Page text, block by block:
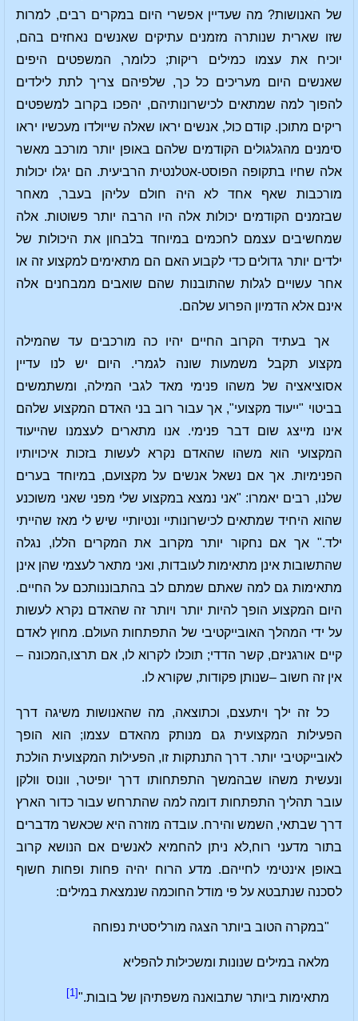
של האנושות? מה שעדיין אפשרי היום במקרים רבים, למרות
שזו שארית שנותרה מזמנים עתיקים שאנשים נאחזים בהם,
יוכיח את עצמו כמילים ריקות; כלומר, המשפטים היפים
שאנשים היום מעריכים כל כך, שלפיהם צריך לתת לילדים
להפוך למה שמתאים לכישרונותיהם, יהפכו בקרוב למשפטים
ריקים מתוכן. קודם כול, אנשים יראו שאלה שייולדו מעכשיו יראו
סימנים מהגלגולים הקודמים שלהם באופן יותר מורכב מאשר
אלה שחיו בתקופה הפוסט-אטלנטית הרביעית. הם יגלו יכולות
מורכבות שאף אחד לא היה חולם עליהן בעבר, מאחר
שבזמנים הקודמים יכולות אלה היו הרבה יותר פשוטות. אלה
שמחשיבים עצמם לחכמים במיוחד בלבחון את היכולות של
ילדים יותר גדולים כדי לקבוע האם הם מתאימים למקצוע זה או
אחר עשויים לגלות שהתובנות שהם שואבים ממבחנים אלה
אינם אלא הדמיון הפרוע שלהם.
אך בעתיד הקרוב החיים יהיו כה מורכבים עד שהמילה
מקצוע תקבל משמעות שונה לגמרי. היום יש לנו עדיין
אסוציאציה של משהו פנימי מאד לגבי המילה, ומשתמשים
בביטוי "ייעוד מקצועי", אך עבור רוב בני האדם המקצוע שלהם
אינו מייצג שום דבר פנימי. אנו מתארים לעצמנו שהייעוד
המקצועי הוא משהו שהאדם נקרא לעשות בזכות איכויותיו
הפנימיות. אך אם נשאל אנשים על מקצועם, במיוחד בערים
שלנו, רבים יאמרו: "אני נמצא במקצוע שלי מפני שאני משוכנע
שהוא היחיד שמתאים לכישרונותיי ונטיותיי שיש לי מאז שהייתי
ילד." אך אם נחקור יותר מקרוב את המקרים הללו, נגלה
שהתשובות אינן מתאימות לעובדות, ואני מתאר לעצמי שהן אינן
מתאימות גם למה שאתם שמתם לב בהתבוננותכם על החיים.
היום המקצוע הופך להיות יותר ויותר זה שהאדם נקרא לעשות
על ידי המהלך האובייקטיבי של התפתחות העולם. מחוץ לאדם
קיים אורגניזם, קשר הדדי; תוכלו לקרוא לו, אם תרצו,המכונה –
אין זה חשוב –שנותן פקודות, שקורא לו.
כל זה ילך ויתעצם, וכתוצאה, מה שהאנושות משיגה דרך
הפעילות המקצועית גם מנותק מהאדם עצמו; הוא הופך
לאובייקטיבי יותר. דרך התנתקות זו, הפעילות המקצועית הולכת
ונעשית משהו שבהמשך התפתחותו דרך יופיטר, וונוס וולקן
עובר תהליך התפתחות דומה למה שהתרחש עבור כדור הארץ
דרך שבתאי, השמש והירח. עובדה מוזרה היא שכאשר מדברים
בתור מדעני רוח,לא ניתן להחמיא לאנשים אם הנושא קרוב
באופן אינטימי לחייהם. מדע הרוח יהיה פחות ופחות חשוף
לסכנה שנתבטא על פי מודל החוכמה שנמצאת במילים:
"במקרה הטוב ביותר הצגה מורליסטית נפוחה
מלאה במילים שנונות ומשכילות להפליא
מתאימות ביותר שתבואנה משפתיהן של בובות."[1]